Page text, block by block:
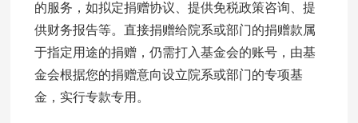
的服务，如拟定捐赠协议、提供免税政策咨询、提
供财务报告等。直接捐赠给院系或部门的捐赠款属
于指定用途的捐赠，仍需打入基金会的账号，由基
金会根据您的捐赠意向设立院系或部门的专项基
金，实行专款专用。